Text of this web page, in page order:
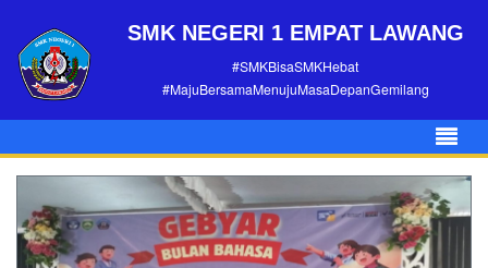
SMK NEGERI 1 EMPAT LAWANG
#SMKBisaSMKHebat
#MajuBersamaMenujuMasaDepanGemilang